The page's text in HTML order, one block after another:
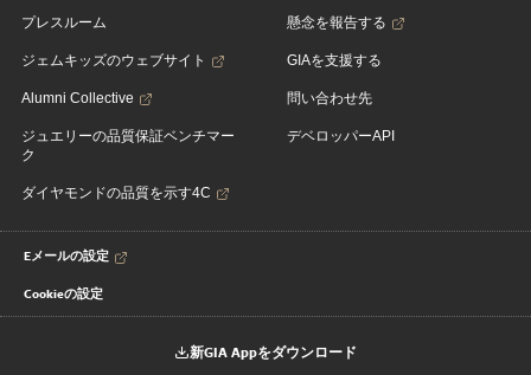
プレスルーム
ジェムキッズのウェブサイト
Alumni Collective
ジュエリーの品質保証ベンチマー
ク
ダイヤモンドの品質を示す4C
懸念を報告する
GIAを支援する
問い合わせ先
デベロッパーAPI
Eメールの設定
Cookieの設定
新GIA Appをダウンロード